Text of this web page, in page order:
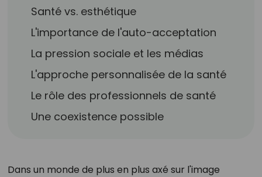
Santé vs. esthétique
L'importance de l'auto-acceptation
La pression sociale et les médias
L'approche personnalisée de la santé
Le rôle des professionnels de santé
Une coexistence possible
Dans un monde de plus en plus axé sur l'image